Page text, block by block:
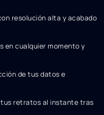
resolución alta y acabado
en cualquier momento y
de tus datos e
retratos al instante tras